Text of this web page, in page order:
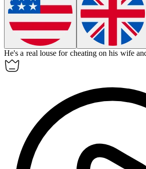
He's a real louse for cheating on his wife